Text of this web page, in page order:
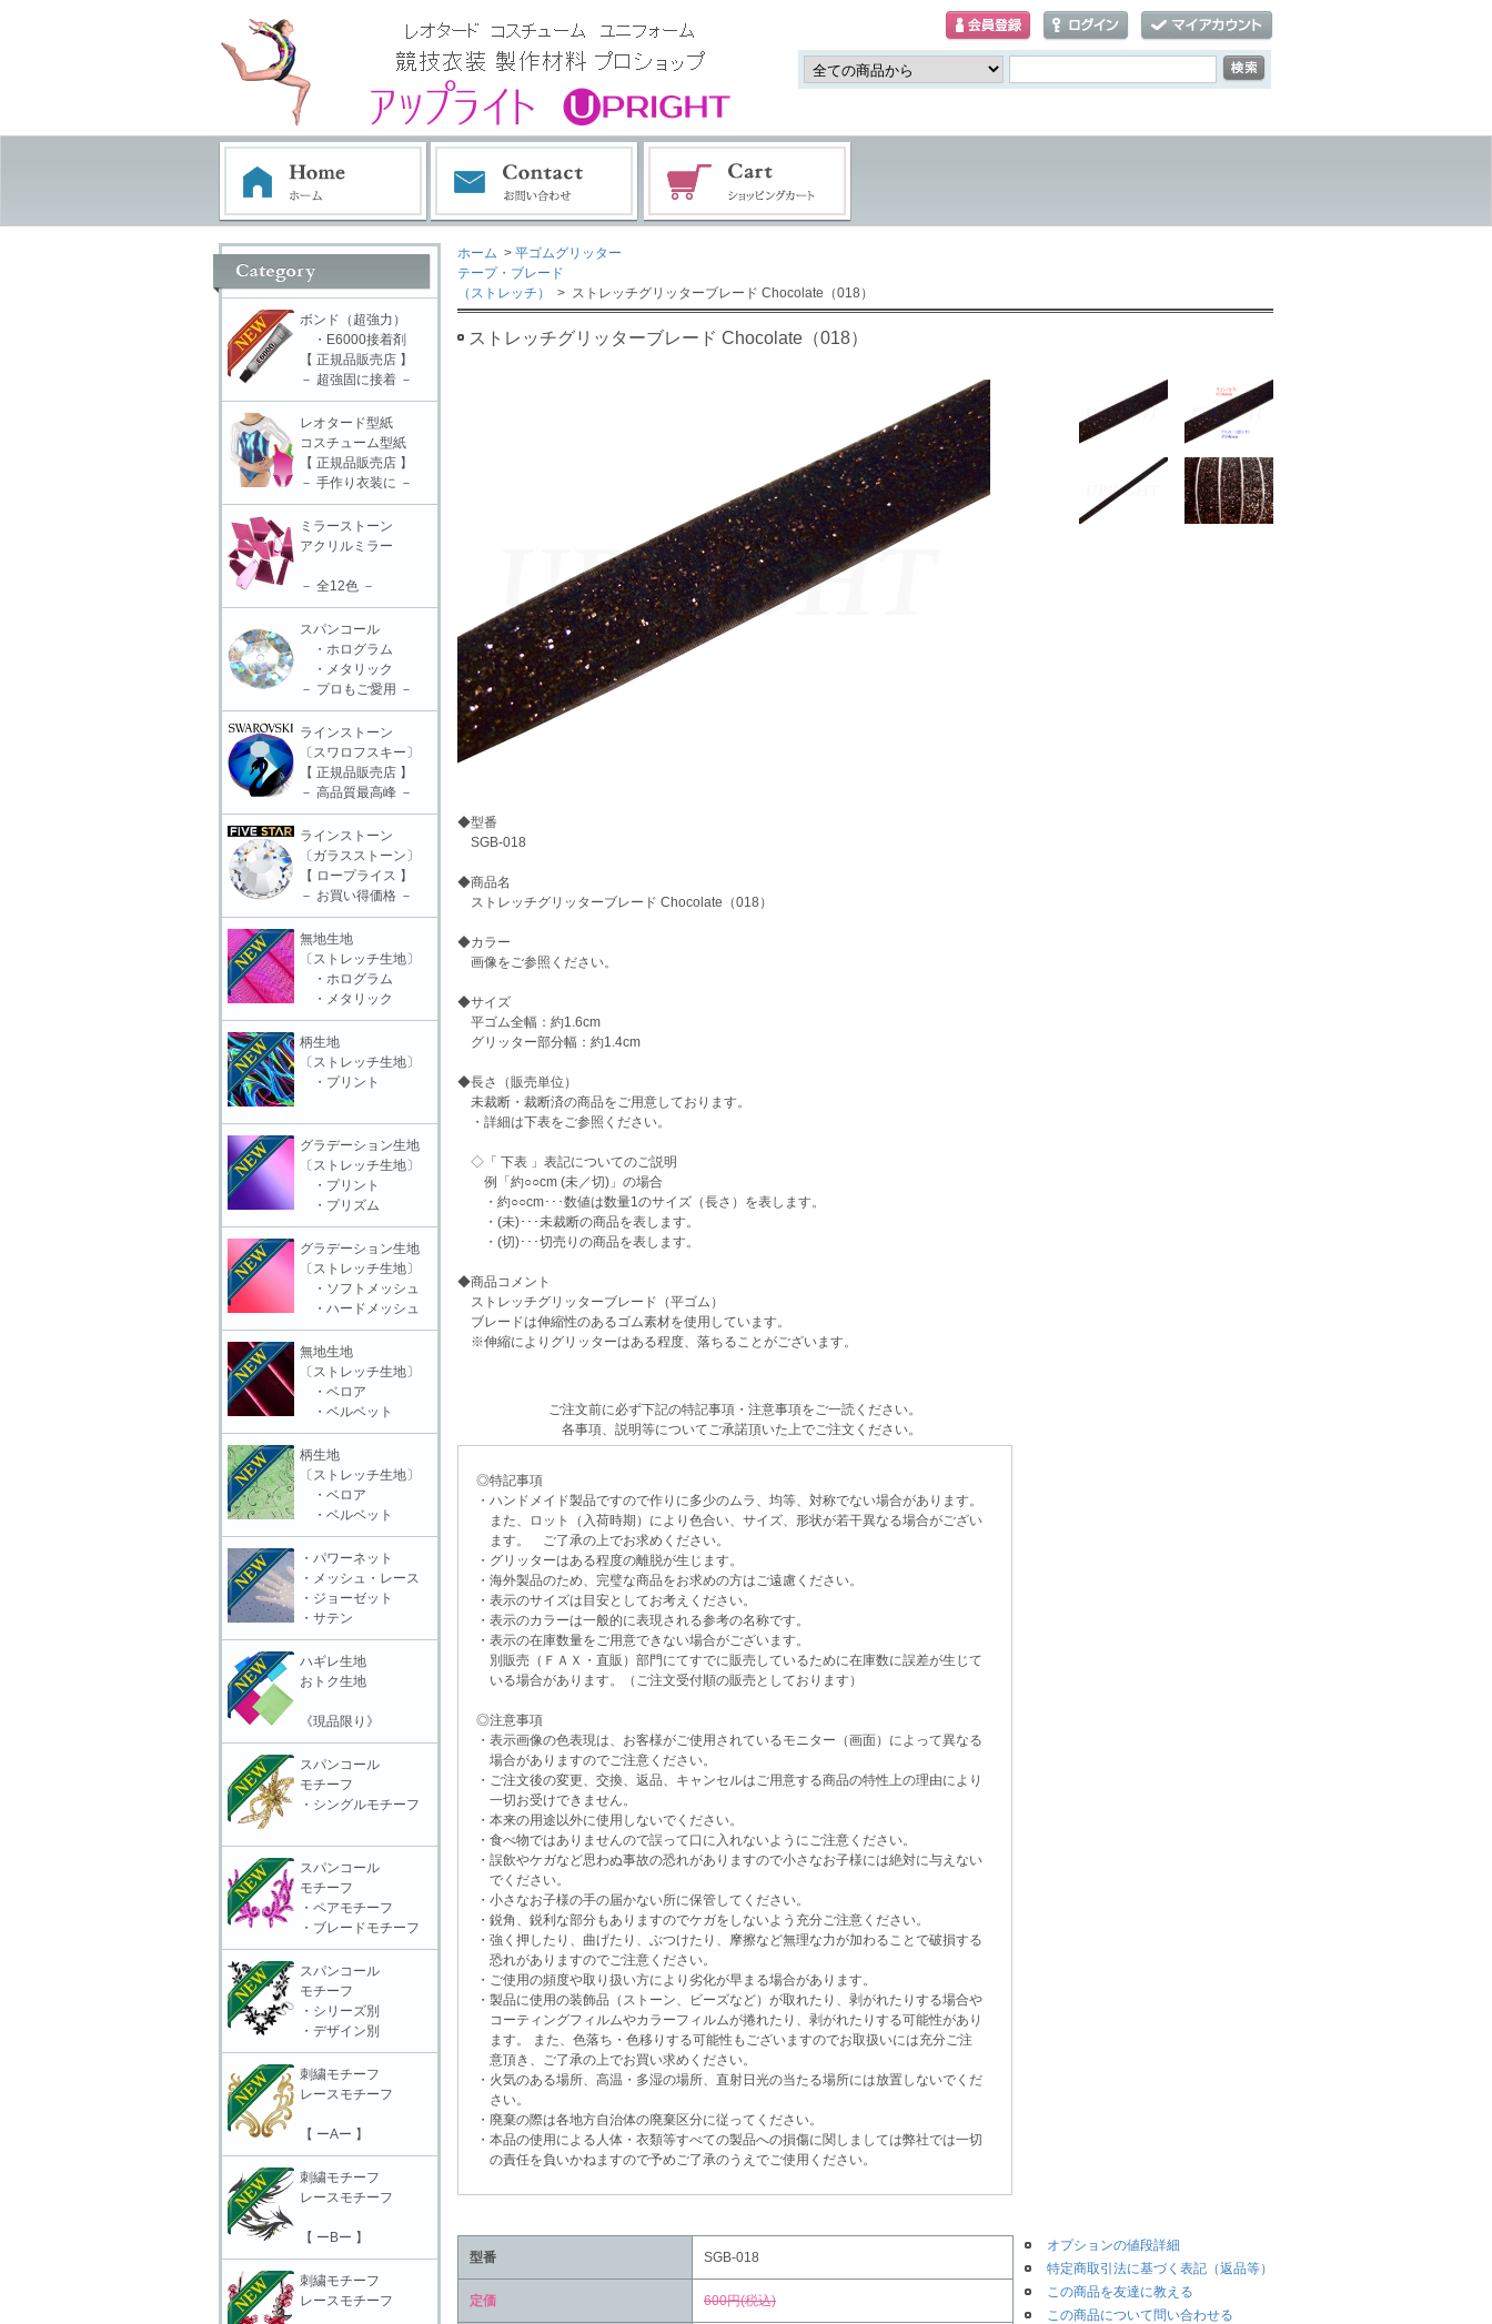
ホーム > 平ゴムグリッター
テープ・ブレード
（ストレッチ）
> ストレッチグリッターブレード Chocolate（018）
ストレッチグリッターブレード Chocolate（018）
◆型番
SGB-018
◆商品名
ストレッチグリッターブレード Chocolate（018）
◆カラー
画像をご参照ください。
◆サイズ
平ゴム全幅：約1.6cm
グリッター部分幅：約1.4cm
◆長さ（販売単位）
未裁断・裁断済の商品をご用意しております。
・詳細は下表をご参照ください。
◇「 下表 」表記についてのご説明
例「約○○cm (未／切)」の場合
・約○○cm･･･数値は数量1のサイズ（長さ）を表します。
・(未)･･･未裁断の商品を表します。
・(切)･･･切売りの商品を表します。
◆商品コメント
ストレッチグリッターブレード（平ゴム）
ブレードは伸縮性のあるゴム素材を使用しています。
※伸縮によりグリッターはある程度、落ちることがございます。
ご注文前に必ず下記の特記事項・注意事項をご一読ください。
各事項、説明等についてご承諾頂いた上でご注文ください。
◎特記事項
・ハンドメイド製品ですので作りに多少のムラ、均等、対称でない場合があります。
また、ロット（入荷時期）により色合い、サイズ、形状が若干異なる場合がござい
ます。 ご了承の上でお求めください。
・グリッターはある程度の離脱が生じます。
・海外製品のため、完璧な商品をお求めの方はご遠慮ください。
・表示のサイズは目安としてお考えください。
・表示のカラーは一般的に表現される参考の名称です。
・表示の在庫数量をご用意できない場合がございます。
別販売（ＦＡＸ・直販）部門にてすでに販売しているために在庫数に誤差が生じて
いる場合があります。（ご注文受付順の販売としております）
◎注意事項
・表示画像の色表現は、お客様がご使用されているモニター（画面）によって異なる
場合がありますのでご注意ください。
・ご注文後の変更、交換、返品、キャンセルはご用意する商品の特性上の理由により
一切お受けできません。
・本来の用途以外に使用しないでください。
・食べ物ではありませんので誤って口に入れないようにご注意ください。
・誤飲やケガなど思わぬ事故の恐れがありますので小さなお子様には絶対に与えない
でください。
・小さなお子様の手の届かない所に保管してください。
・鋭角、鋭利な部分もありますのでケガをしないよう充分ご注意ください。
・強く押したり、曲げたり、ぶつけたり、摩擦など無理な力が加わることで破損する
恐れがありますのでご注意ください。
・ご使用の頻度や取り扱い方により劣化が早まる場合があります。
・製品に使用の装飾品（ストーン、ビーズなど）が取れたり、剥がれたりする場合や
コーティングフィルムやカラーフィルムが捲れたり、剥がれたりする可能性があり
ます。 また、色落ち・色移りする可能性もございますのでお取扱いには充分ご注
意頂き、ご了承の上でお買い求めください。
・火気のある場所、高温・多湿の場所、直射日光の当たる場所には放置しないでくだ
さい。
・廃棄の際は各地方自治体の廃棄区分に従ってください。
・本品の使用による人体・衣類等すべての製品への損傷に関しましては弊社では一切
の責任を負いかねますので予めご了承のうえでご使用ください。
型番 SGB-018
定価 600円(税込)
オプションの値段詳細
特定商取引法に基づく表記（返品等）
この商品を友達に教える
この商品について問い合わせる
ボンド（超強力）
・E6000接着剤
【 正規品販売店 】
－ 超強固に接着 －
レオタード型紙
コスチューム型紙
【 正規品販売店 】
－ 手作り衣装に －
ミラーストーン
アクリルミラー
－ 全12色 －
スパンコール
・ホログラム
・メタリック
－ プロもご愛用 －
ラインストーン
〔スワロフスキー〕
【 正規品販売店 】
－ 高品質最高峰 －
ラインストーン
〔ガラスストーン〕
【 ロープライス 】
－ お買い得価格 －
無地生地
〔ストレッチ生地〕
・ホログラム
・メタリック
柄生地
〔ストレッチ生地〕
・プリント
グラデーション生地
〔ストレッチ生地〕
・プリント
・プリズム
グラデーション生地
〔ストレッチ生地〕
・ソフトメッシュ
・ハードメッシュ
無地生地
〔ストレッチ生地〕
・ベロア
・ベルベット
柄生地
〔ストレッチ生地〕
・ベロア
・ベルベット
・パワーネット
・メッシュ・レース
・ジョーゼット
・サテン
ハギレ生地
おトク生地
《現品限り》
スパンコール
モチーフ
・シングルモチーフ
スパンコール
モチーフ
・ペアモチーフ
・ブレードモチーフ
スパンコール
モチーフ
・シリーズ別
・デザイン別
刺繍モチーフ
レースモチーフ
【 ーAー 】
刺繍モチーフ
レースモチーフ
【 ーBー 】
刺繍モチーフ
レースモチーフ